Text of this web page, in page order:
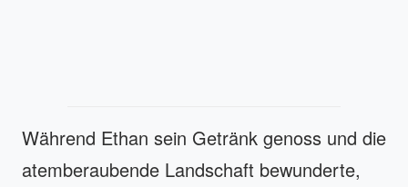
Während Ethan sein Getränk genoss und die
atemberaubende Landschaft bewunderte,